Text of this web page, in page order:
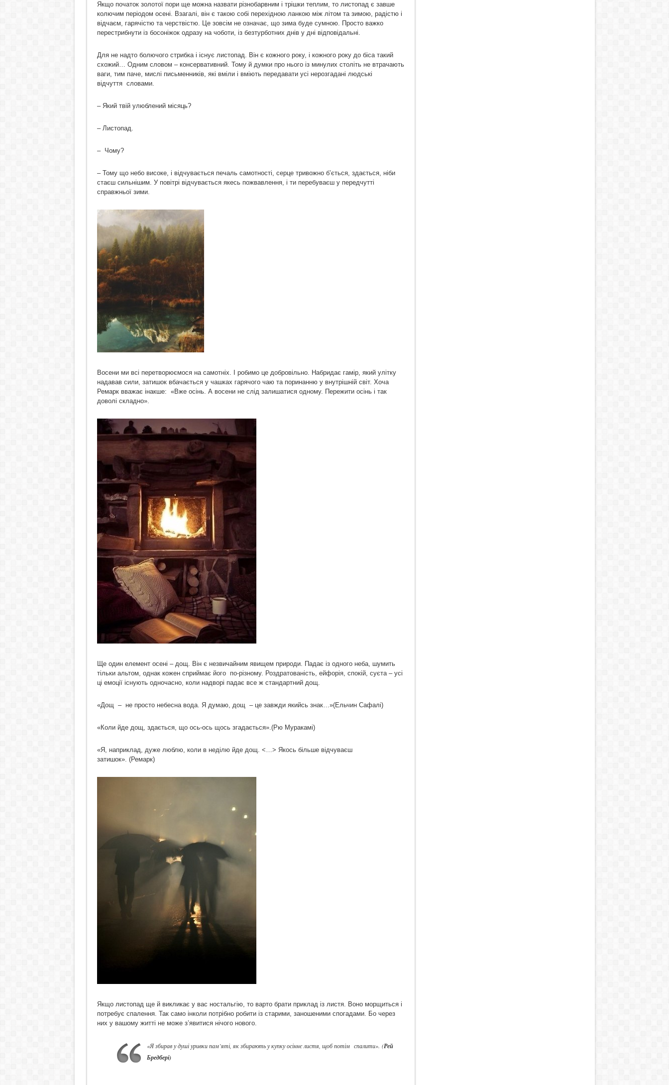
Якщо початок золотої пори ще можна назвати різнобарвним і трішки теплим, то листопад є завше
колючим періодом осені. Взагалі, він є такою собі перехідною ланкою між літом та зимою, радістю і
відчаєм, гарячістю та черствістю. Це зовсім не означає, що зима буде сумною. Просто важко
перестрибнути із босоніжок одразу на чоботи, із безтурботних днів у дні відповідальні.
Для не надто болючого стрибка і існує листопад. Він є кожного року, і кожного року до біса такий
схожий… Одним словом – консервативний. Тому й думки про нього із минулих століть не втрачають
ваги, тим паче, мислі письменників, які вміли і вміють передавати усі нерозгадані людські
відчуття словами.
– Який твій улюблений місяць?
– Листопад.
– Чому?
– Тому що небо високе, і відчувається печаль самотності, серце тривожно б’ється, здається, ніби
стаєш сильнішим. У повітрі відчувається якесь пожвавлення, і ти перебуваєш у передчутті
справжньої зими.
Восени ми всі перетворюємося на самотніх. І робимо це добровільно. Набридає гамір, який улітку
надавав сили, затишок вбачається у чашках гарячого чаю та поринанню у внутрішній світ. Хоча
Ремарк вважає інакше: «Вже осінь. А восени не слід залишатися одному. Пережити осінь і так
доволі складно».
Ще один елемент осені – дощ. Він є незвичайним явищем природи. Падає із одного неба, шумить
тільки альтом, однак кожен сприймає його по-різному. Роздратованість, ейфорія, спокій, суєта – усі
ці емоції існують одночасно, коли надворі падає все ж стандартний дощ.
«Дощ – не просто небесна вода. Я думаю, дощ – це завжди якийсь знак…»(Ельчин Сафалі)
«Коли йде дощ, здається, що ось-ось щось згадається».(Рю Муракамі)
«Я, наприклад, дуже люблю, коли в неділю йде дощ. <…> Якось більше відчуваєш
затишок». (Ремарк)
Якщо листопад ще й викликає у вас ностальгію, то варто брати приклад із листя. Воно морщиться і
потребує спалення. Так само інколи потрібно робити із старими, заношеними спогадами. Бо через
них у вашому житті не може з’явитися нічого нового.
«Я збирав у душі уривки пам’яті, як збирають у купку осіннє листя, щоб потім спалити». (Рей
Бредбері)